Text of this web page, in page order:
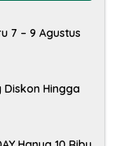
7 – 9 Agustus
Diskon Hingga